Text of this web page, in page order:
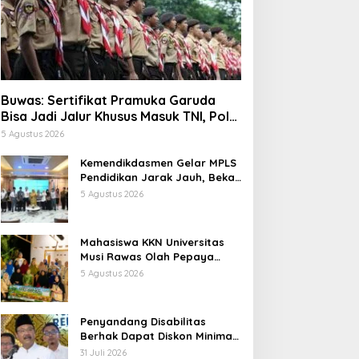
Buwas: Sertifikat Pramuka Garuda
Bisa Jadi Jalur Khusus Masuk TNI, Polri,
dan Perguruan Tinggi
5 Agustus 2026
Kemendikdasmen Gelar MPLS
Pendidikan Jarak Jauh, Bekali
Murid Bangun Kemandirian
5 Agustus 2026
Mahasiswa KKN Universitas
Musi Rawas Olah Pepaya
Menjadi Produk Bernilai Jual
5 Agustus 2026
Penyandang Disabilitas
Berhak Dapat Diskon Minimal
20 Persen untuk Biaya
31 Juli 2026